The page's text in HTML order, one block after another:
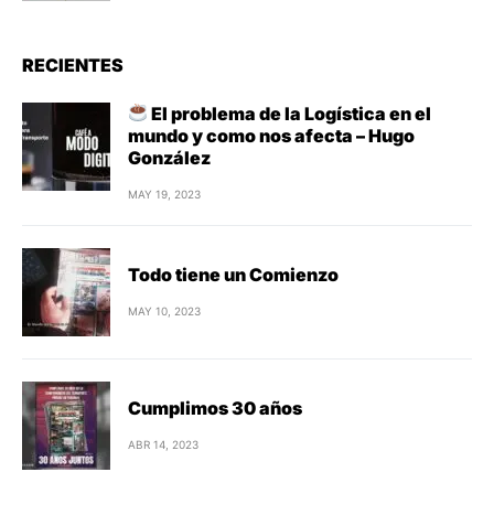
RECIENTES
El problema de la Logística en el
mundo y como nos afecta – Hugo
González
MAY 19, 2023
Todo tiene un Comienzo
MAY 10, 2023
Cumplimos 30 años
ABR 14, 2023